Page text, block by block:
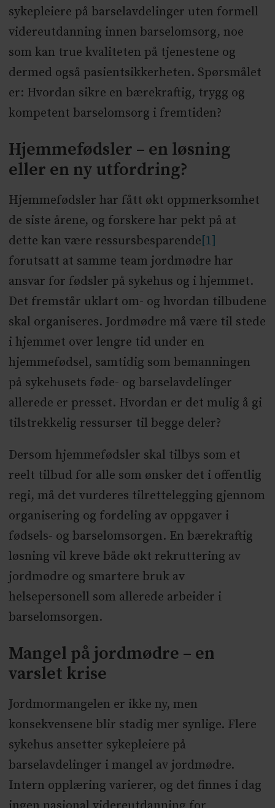
sykepleiere på barselavdelinger uten formell
videreutdanning innen barselomsorg, noe
som kan true kvaliteten på tjenestene og
dermed også pasientsikkerheten. Spørsmålet
er: Hvordan sikre en bærekraftig, trygg og
kompetent barselomsorg i fremtiden?
Hjemmefødsler – en løsning
eller en ny utfordring?
Hjemmefødsler har fått økt oppmerksomhet
de siste årene, og forskere har pekt på at
dette kan være ressursbesparende [1]
forutsatt at samme team jordmødre har
ansvar for fødsler på sykehus og i hjemmet.
Det fremstår uklart om- og hvordan tilbudene
skal organiseres. Jordmødre må være til stede
i hjemmet over lengre tid under en
hjemmefødsel, samtidig som bemanningen
på sykehusets føde- og barselavdelinger
allerede er presset. Hvordan er det mulig å gi
tilstrekkelig ressurser til begge deler?
Dersom hjemmefødsler skal tilbys som et
reelt tilbud for alle som ønsker det i offentlig
regi, må det vurderes tilrettelegging gjennom
organisering og fordeling av oppgaver i
fødsels- og barselomsorgen. En bærekraftig
løsning vil kreve både økt rekruttering av
jordmødre og smartere bruk av
helsepersonell som allerede arbeider i
barselomsorgen.
Mangel på jordmødre – en
varslet krise
Jordmormangelen er ikke ny, men
konsekvensene blir stadig mer synlige. Flere
sykehus ansetter sykepleiere på
barselavdelinger i mangel av jordmødre.
Intern opplæring varierer, og det finnes i dag